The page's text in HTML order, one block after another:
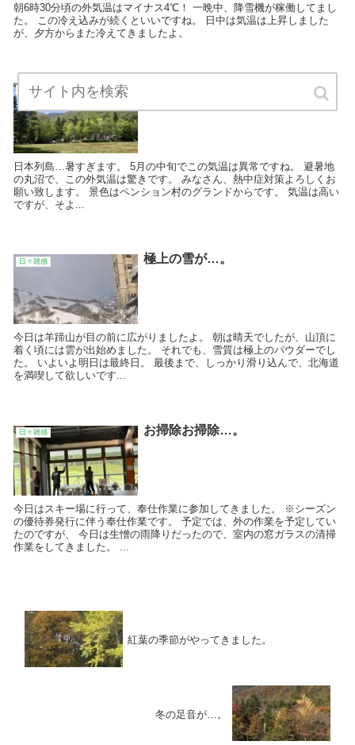
朝6時30分頃の外気温はマイナス4℃！ 一晩中、降雪機が稼働してまし
た。 この冷え込みが続くといいですね。 日中は気温は上昇しました
が、夕方からまた冷えてきましたよ。
日々雑感
日本列島…暑すぎます。 5月の中旬でこの気温は異常ですね。 避暑地
の丸沼で、この外気温は驚きです。 みなさん、熱中症対策よろしくお
願い致します。 景色はペンション村のグランドからです。 気温は高い
ですが、そよ...
日々雑感 極上の雪が…。
今日は羊蹄山が目の前に広がりましたよ。 朝は晴天でしたが、山頂に
着く頃には雲が出始めました。 それでも、雪質は極上のパウダーでし
た。 いよいよ明日は最終日。 最後まで、しっかり滑り込んで、北海道
を満喫して欲しいです...
日々雑感 お掃除お掃除…。
今日はスキー場に行って、奉仕作業に参加してきました。 ※シーズン
の優待券発行に伴う奉仕作業です。 予定では、外の作業を予定してい
たのですが、 今日は生憎の雨降りだったので、室内の窓ガラスの清掃
作業をしてきました。 ...
紅葉の季節がやってきました。
冬の足音が…。